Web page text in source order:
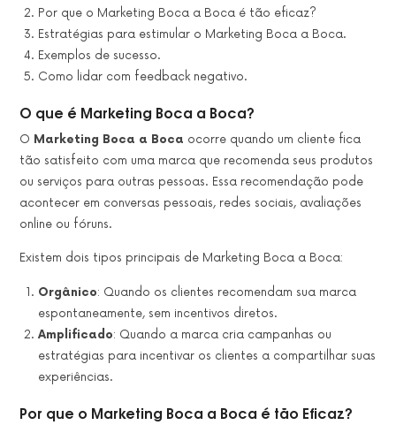
Por que o Marketing Boca a Boca é tão eficaz?
Estratégias para estimular o Marketing Boca a Boca.
Exemplos de sucesso.
Como lidar com feedback negativo.
O que é Marketing Boca a Boca?
O Marketing Boca a Boca ocorre quando um cliente fica
tão satisfeito com uma marca que recomenda seus produtos
ou serviços para outras pessoas. Essa recomendação pode
acontecer em conversas pessoais, redes sociais, avaliações
online ou fóruns.
Existem dois tipos principais de Marketing Boca a Boca:
Orgânico: Quando os clientes recomendam sua marca
espontaneamente, sem incentivos diretos.
Amplificado: Quando a marca cria campanhas ou
estratégias para incentivar os clientes a compartilhar suas
experiências.
Por que o Marketing Boca a Boca é tão Eficaz?